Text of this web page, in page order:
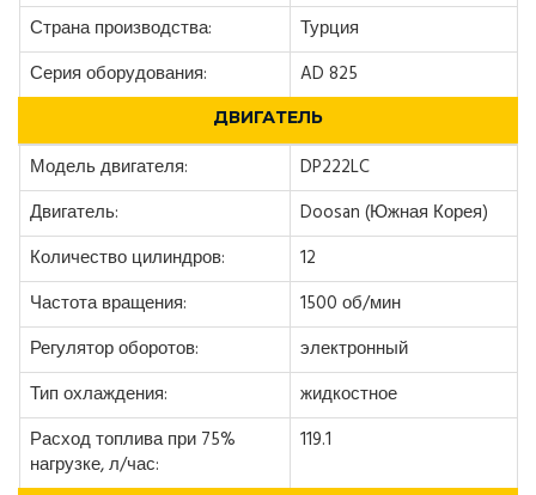
Страна производства:
Турция
Серия оборудования:
AD 825
ДВИГАТЕЛЬ
Модель двигателя:
DP222LC
Двигатель:
Doosan (Южная Корея)
Количество цилиндров:
12
Частота вращения:
1500 об/мин
Регулятор оборотов:
электронный
Тип охлаждения:
жидкостное
Расход топлива при 75%
нагрузке, л/час:
119.1